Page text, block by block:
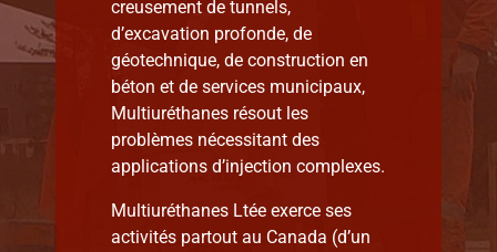
creusement de tunnels,
d’excavation profonde, de
géotechnique, de construction en
béton et de services municipaux,
Multiuréthanes résout les
problèmes nécessitant des
applications d’injection complexes.
Multiuréthanes Ltée exerce ses
activités partout au Canada (d’un